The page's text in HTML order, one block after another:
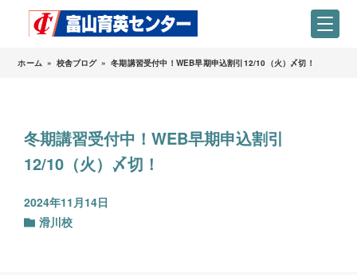
ホーム » 校舎ブログ » 冬期講習受付中！WEB早期申込割引12/10（火）〆切！
冬期講習受付中！WEB早期申込割引
12/10（火）〆切！
2024年11月14日
滑川校